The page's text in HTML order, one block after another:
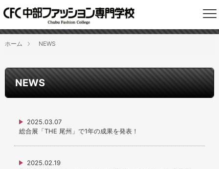
ホーム NEWS
NEWS
2025.03.07
総合展「THE 尾州」で1年の成果を発表！
2025.02.19